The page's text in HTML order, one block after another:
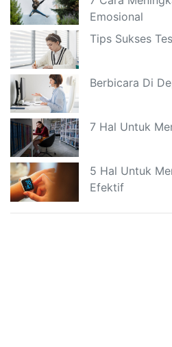
Emosional
Tips Sukses
Berbicara Di
7 Hal Untuk
5 Hal Untuk
Efektif